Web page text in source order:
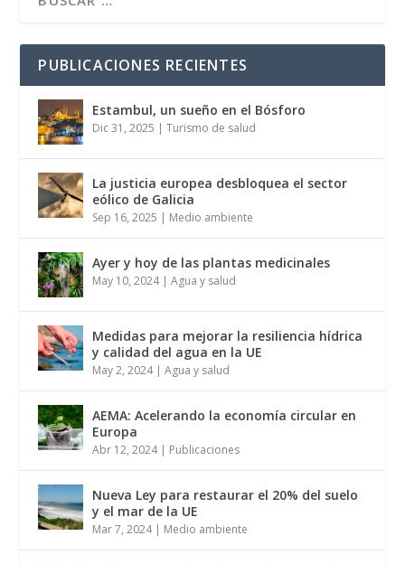
PUBLICACIONES RECIENTES
Estambul, un sueño en el Bósforo
Dic 31, 2025 |Turismo de salud
La justicia europea desbloquea el sector
eólico de Galicia
Sep 16, 2025 | Medio ambiente
Ayer y hoy de las plantas medicinales
May 10, 2024|Agua y salud
Medidas para mejorar la resiliencia hídrica
y calidad del agua en la UE
May 2, 2024|Agua y salud
AEMA: Acelerando la economía circular en
Europa
Abr 12, 2024| Publicaciones
Nueva Ley para restaurar el 20% del suelo
y el mar de la UE
Mar 7, 2024| Medio ambiente